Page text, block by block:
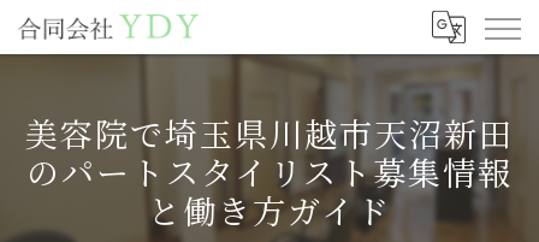
美容院で埼玉県川越市天沼新田
のパートスタイリスト募集情報
と働き方ガイド